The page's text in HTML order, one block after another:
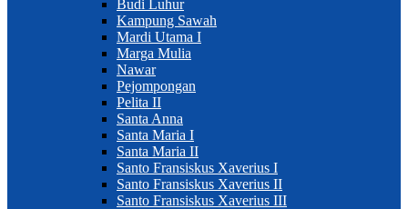
Budi Luhur
Kampung Sawah
Mardi Utama I
Marga Mulia
Nawar
Pejompongan
Pelita II
Santa Anna
Santa Maria I
Santa Maria II
Santo Fransiskus Xaverius I
Santo Fransiskus Xaverius II
Santo Fransiskus Xaverius III